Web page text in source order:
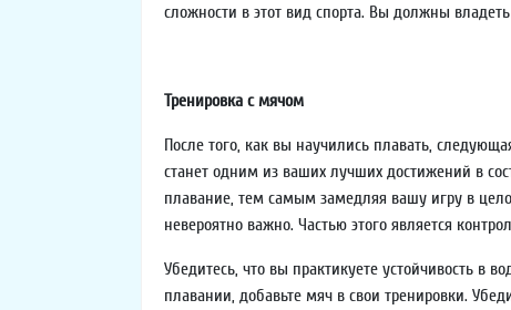
сложности в этот вид спорта. Вы должны
Тренировка с мячом
После того, как вы научились плавать,
станет одним из ваших лучших достижений в
плавание, тем самым замедляя вашу игру в
невероятно важно. Частью этого является
Убедитесь, что вы практикуете устойчивость в
плавании, добавьте мяч в свои тренировки.